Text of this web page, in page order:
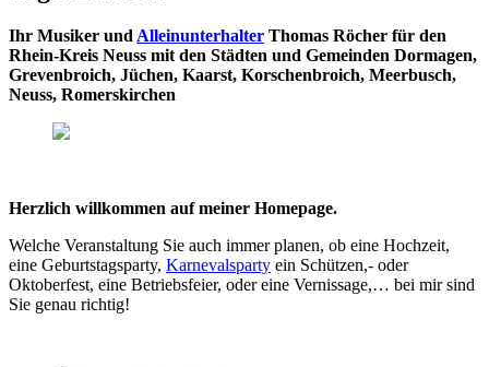
Ihr Musiker und Alleinunterhalter Thomas Röcher für den
Rhein-Kreis Neuss mit den Städten und Gemeinden Dormagen,
Grevenbroich, Jüchen, Kaarst, Korschenbroich, Meerbusch,
Neuss, Romerskirchen
Herzlich willkommen auf meiner Homepage.
Welche Veranstaltung Sie auch immer planen, ob eine Hochzeit,
eine Geburtstagsparty, Karnevalsparty ein Schützen,- oder
Oktoberfest, eine Betriebsfeier, oder eine Vernissage,… bei mir sind
Sie genau richtig!